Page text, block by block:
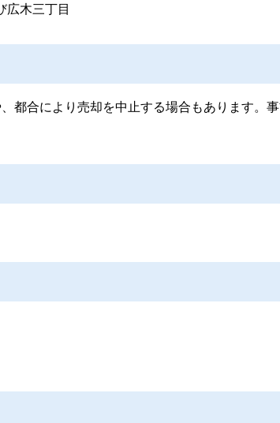
広木三丁目
都合により売却を中止する場合もあります。